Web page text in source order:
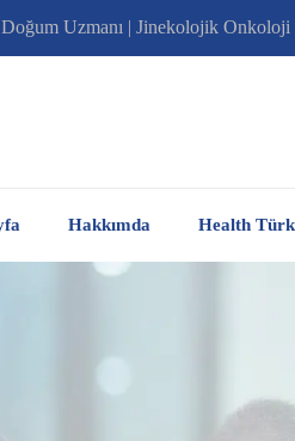
Doğum Uzmanı | Jinekolojik Onkoloji
Hakkımda Health